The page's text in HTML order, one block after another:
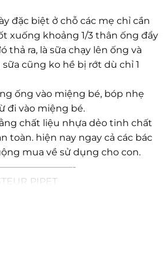
đặc biệt ở chỗ các mẹ chỉ cần
xuống khoảng 1/3 thân ống đẩy
thả ra, là sữa chạy lên ống và
cũng ko hề bị rớt dù chỉ 1
ống vào miệng bé, bóp nhẹ
đi vào miệng bé.
chất liệu nhựa dẻo tinh chất
toàn. hiện nay ngay cả các bác
mua về sử dụng cho con.
PIPET
từ nhựa dẻo tinh chất 100%.